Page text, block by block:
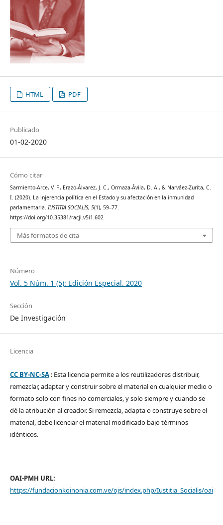
HTML PDF
Publicado
01-02-2020
Cómo citar
Sarmiento-Arce, V. F., Erazo-Álvarez, J. C., Ormaza-Ávila, D. A., & Narváez-Zurita, C.
I. (2020). La injerencia política en el Estado y su afectación en la inmunidad
parlamentaria. IUSTITIA SOCIALIS, 5(1), 59–77.
https://doi.org/10.35381/racji.v5i1.602
Más formatos de cita
Número
Vol. 5 Núm. 1 (5): Edición Especial. 2020
Sección
De Investigación
Licencia
CC BY-NC-SA: Esta licencia permite a los reutilizadores distribuir,
remezclar, adaptar y construir sobre el material en cualquier medio o
formato solo con fines no comerciales, y solo siempre y cuando se
dé la atribución al creador. Si remezcla, adapta o construye sobre el
material, debe licenciar el material modificado bajo términos
idénticos.
OAI-PMH URL:
https://fundacionkoinonia.com.ve/ojs/index.php/Iustitia_Socialis/oai